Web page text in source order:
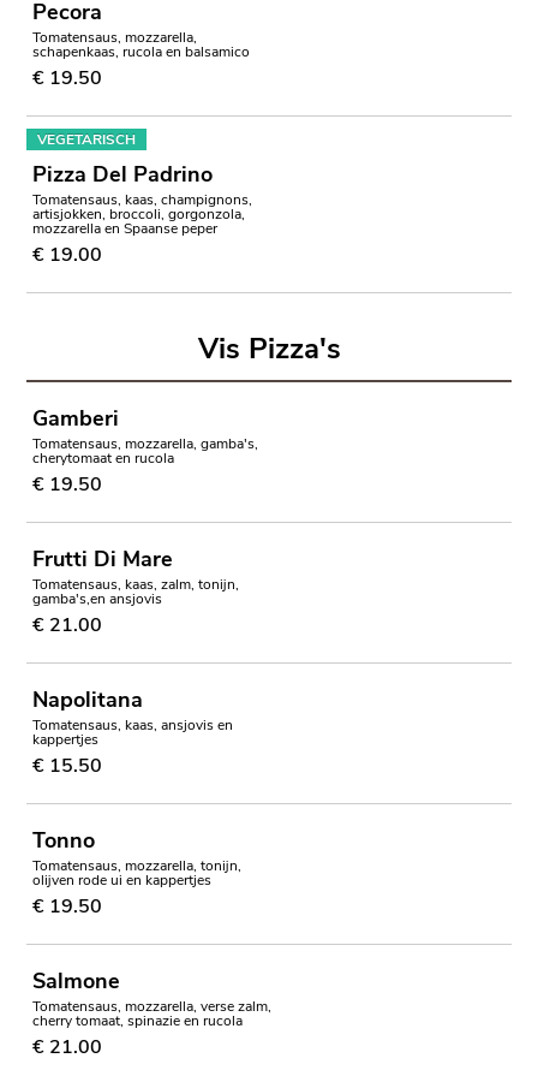
Pecora
Tomatensaus, mozzarella,
schapenkaas, rucola en balsamico
€ 19.50
VEGETARISCH
Pizza Del Padrino
Tomatensaus, kaas, champignons,
artisjokken, broccoli, gorgonzola,
mozzarella en Spaanse peper
€ 19.00
Vis Pizza's
Gamberi
Tomatensaus, mozzarella, gamba's,
cherytomaat en rucola
€ 19.50
Frutti Di Mare
Tomatensaus, kaas, zalm, tonijn,
gamba's,en ansjovis
€ 21.00
Napolitana
Tomatensaus, kaas, ansjovis en
kappertjes
€ 15.50
Tonno
Tomatensaus, mozzarella, tonijn,
olijven rode ui en kappertjes
€ 19.50
Salmone
Tomatensaus, mozzarella, verse zalm,
cherry tomaat, spinazie en rucola
€ 21.00